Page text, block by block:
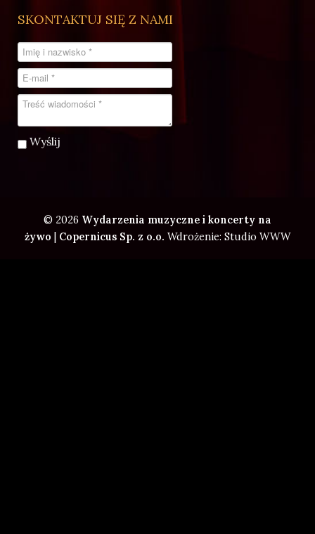
SKONTAKTUJ SIĘ Z NAMI
Wyślij
© 2026 Wydarzenia muzyczne i koncerty na
żywo
Copernicus Sp. z o.o. Wdrożenie: Studio WWW